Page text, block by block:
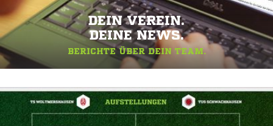
DEIN VEREIN.
DEINE NEWS.
BERICHTE ÜBER DEIN TEAM.